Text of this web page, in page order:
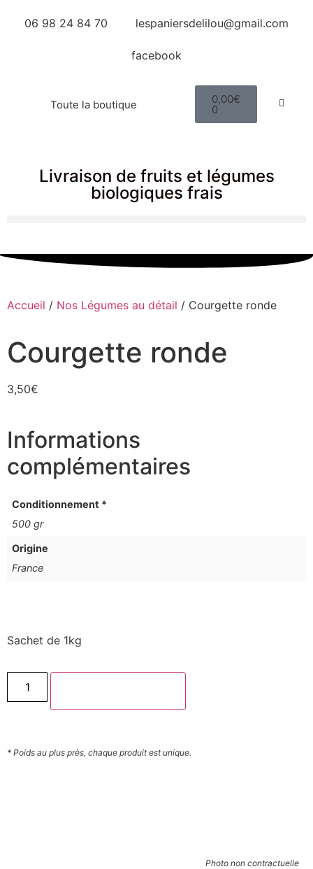
06 98 24 84 70 lespaniersdelilou@gmail.com
facebook
Toute la boutique 0,00€
0
Livraison de fruits et légumes
biologiques frais
Accueil / Nos Légumes au détail / Courgette ronde
Courgette ronde
3,50€
Informations
complémentaires
Conditionnement *
500 gr
Origine
France
Sachet de 1kg
* Poids au plus près, chaque produit est unique.
Photo non contractuelle